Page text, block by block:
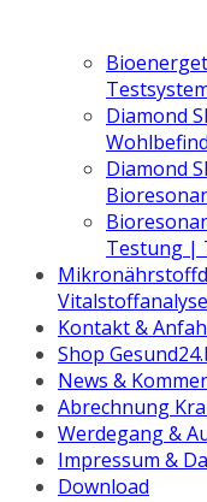
Diamond
Diamond
Testung |
Vitalstoffanalyse
Kontakt &
Shop
News &
Abrechnung
Werdegang &
Impressum &
Download